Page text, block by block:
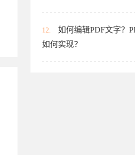
12.
如何编辑PDF文字？
如何实现？